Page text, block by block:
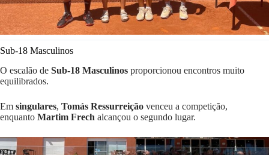
Sub-18 Masculinos
O escalão de Sub-18 Masculinos proporcionou encontros muito
equilibrados.
Em singulares, Tomás Ressurreição venceu a competição,
enquanto Martim Frech alcançou o segundo lugar.